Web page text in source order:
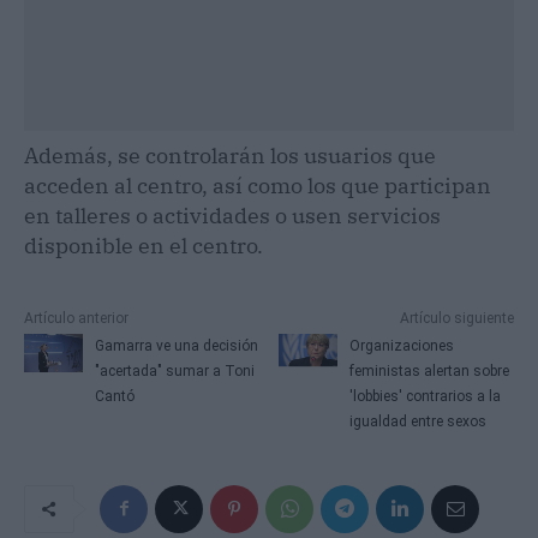
Además, se controlarán los usuarios que
acceden al centro, así como los que participan
en talleres o actividades o usen servicios
disponible en el centro.
Artículo anterior
Gamarra ve una decisión
"acertada" sumar a Toni
Cantó
Artículo siguiente
Organizaciones
feministas alertan sobre
'lobbies' contrarios a la
igualdad entre sexos